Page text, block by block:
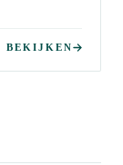
BEKIJKEN